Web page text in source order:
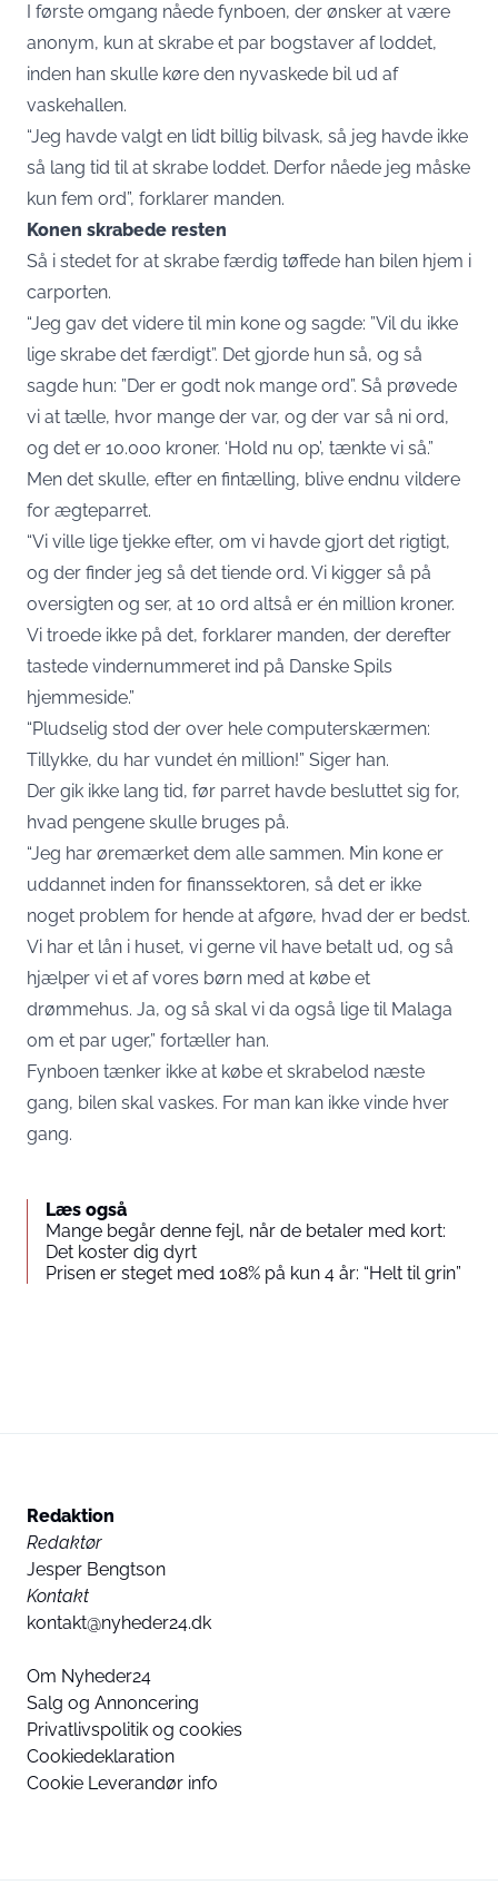
I første omgang nåede fynboen, der ønsker at være
anonym, kun at skrabe et par bogstaver af loddet,
inden han skulle køre den nyvaskede bil ud af
vaskehallen.
“Jeg havde valgt en lidt billig bilvask, så jeg havde ikke
så lang tid til at skrabe loddet. Derfor nåede jeg måske
kun fem ord”, forklarer manden.
Konen skrabede resten
Så i stedet for at skrabe færdig tøffede han bilen hjem i
carporten.
“Jeg gav det videre til min kone og sagde: ”Vil du ikke
lige skrabe det færdigt”. Det gjorde hun så, og så
sagde hun: ”Der er godt nok mange ord”. Så prøvede
vi at tælle, hvor mange der var, og der var så ni ord,
og det er 10.000 kroner. ‘Hold nu op’, tænkte vi så.”
Men det skulle, efter en fintælling, blive endnu vildere
for ægteparret.
“Vi ville lige tjekke efter, om vi havde gjort det rigtigt,
og der finder jeg så det tiende ord. Vi kigger så på
oversigten og ser, at 10 ord altså er én million kroner.
Vi troede ikke på det, forklarer manden, der derefter
tastede vindernummeret ind på Danske Spils
hjemmeside.”
“Pludselig stod der over hele computerskærmen:
Tillykke, du har vundet én million!” Siger han.
Der gik ikke lang tid, før parret havde besluttet sig for,
hvad pengene skulle bruges på.
“Jeg har øremærket dem alle sammen. Min kone er
uddannet inden for finanssektoren, så det er ikke
noget problem for hende at afgøre, hvad der er bedst.
Vi har et lån i huset, vi gerne vil have betalt ud, og så
hjælper vi et af vores børn med at købe et
drømmehus. Ja, og så skal vi da også lige til Malaga
om et par uger,” fortæller han.
Fynboen tænker ikke at købe et skrabelod næste
gang, bilen skal vaskes. For man kan ikke vinde hver
gang.
Læs også
Mange begår denne fejl, når de betaler med kort:
Det koster dig dyrt
Prisen er steget med 108% på kun 4 år: “Helt til grin”
Redaktion
Redaktør
Jesper Bengtson
Kontakt
kontakt@nyheder24.dk
Om Nyheder24
Salg og Annoncering
Privatlivspolitik og cookies
Cookiedeklaration
Cookie Leverandør info